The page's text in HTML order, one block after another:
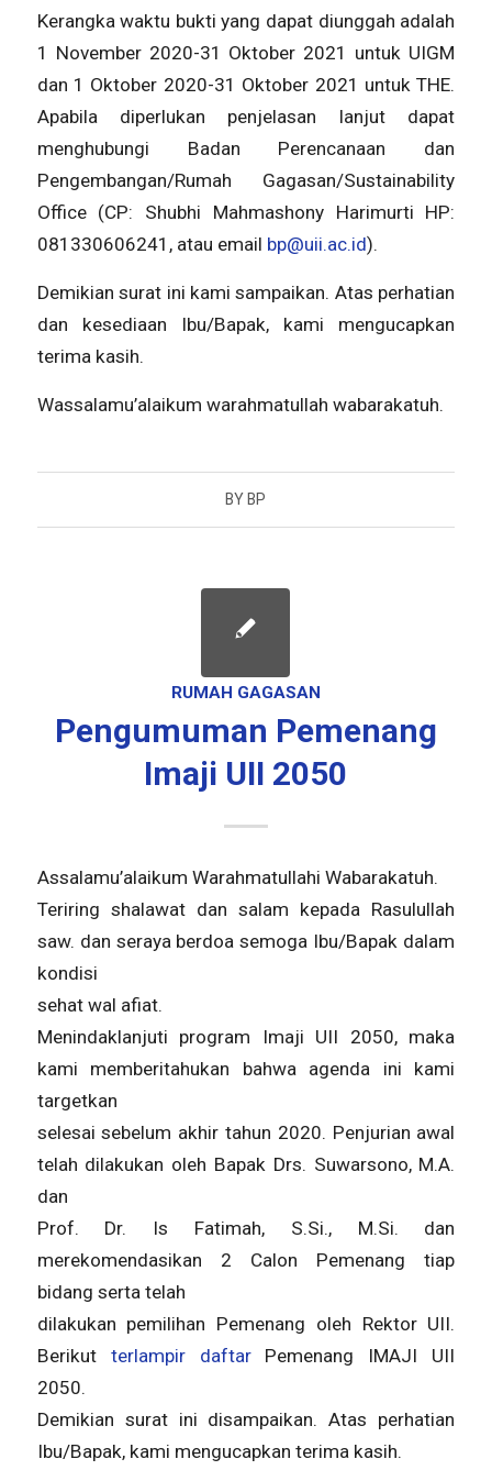
Kerangka waktu bukti yang dapat diunggah adalah
1 November 2020-31 Oktober 2021 untuk UIGM
dan 1 Oktober 2020-31 Oktober 2021 untuk THE.
Apabila diperlukan penjelasan lanjut dapat
menghubungi Badan Perencanaan dan
Pengembangan/Rumah Gagasan/Sustainability
Office (CP: Shubhi Mahmashony Harimurti HP:
081330606241, atau email bp@uii.ac.id).
Demikian surat ini kami sampaikan. Atas perhatian
dan kesediaan Ibu/Bapak, kami mengucapkan
terima kasih.
Wassalamu’alaikum warahmatullah wabarakatuh.
BY BP
RUMAH GAGASAN
Pengumuman Pemenang
Imaji UII 2050
Assalamu’alaikum Warahmatullahi Wabarakatuh.
Teriring shalawat dan salam kepada Rasulullah
saw. dan seraya berdoa semoga Ibu/Bapak dalam
kondisi
sehat wal afiat.
Menindaklanjuti program Imaji UII 2050, maka
kami memberitahukan bahwa agenda ini kami
targetkan
selesai sebelum akhir tahun 2020. Penjurian awal
telah dilakukan oleh Bapak Drs. Suwarsono, M.A.
dan
Prof. Dr. Is Fatimah, S.Si., M.Si. dan
merekomendasikan 2 Calon Pemenang tiap
bidang serta telah
dilakukan pemilihan Pemenang oleh Rektor UII.
Berikut terlampir daftarPemenang IMAJI UII
2050.
Demikian surat ini disampaikan. Atas perhatian
Ibu/Bapak, kami mengucapkan terima kasih.